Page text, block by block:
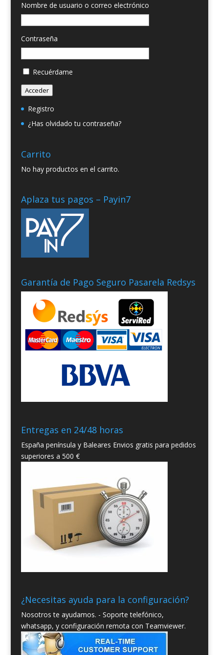
Nombre de usuario o correo electrónico
Contraseña
Recuérdame
Acceder
Registro
¿Has olvidado tu contraseña?
Carrito
No hay productos en el carrito.
Aplaza tus pagos – Payin7
Garantía de Pago Seguro Pasarela Redsys
Entregas en 24/48 horas
España península y Baleares Envios gratis para pedidos
superiores a 500 €
¿Necesitas ayuda para la configuración?
Nosotros te ayudamos. - Soporte telefónico,
whatsapp, y configuración remota con Teamviewer.